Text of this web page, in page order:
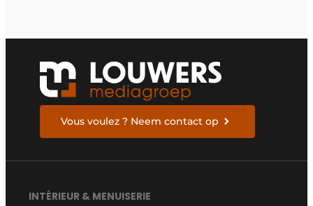
Vous voulez ? Neem contact op
INTÉRIEUR & MENUISERIE